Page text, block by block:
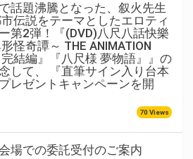
話題沸騰となった、叙火先生
伝説をテーマとしたエロティ
第2弾！『(DVD)八尺八話快樂
怪奇譚～ THE ANIMATION
完結編』『八尺様 夢物語』』の
して、 『直筆サイン入り台本
レゼントキャンペーンを開
70 Views
場での委託受付のご案内